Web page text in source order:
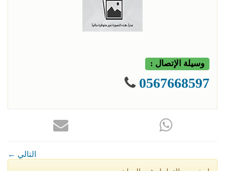
وسيلة الإتصال :
0567668597
← التالي